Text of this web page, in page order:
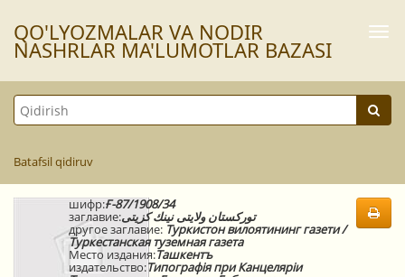
QO'LYOZMАLАR VА NODIR
NАSHRLАR MА'LUMOTLАR BАZАSI
Batafsil qidiruv
шифр:Ғ-87/1908/34
заглавие:توركستان ولايتى نينك كزيتى
другое заглавие: Туркистон вилоятининг газети /
Туркестанская туземная газета
Место издания:Ташкентъ
издательство:Типографiя при Канцелярiи